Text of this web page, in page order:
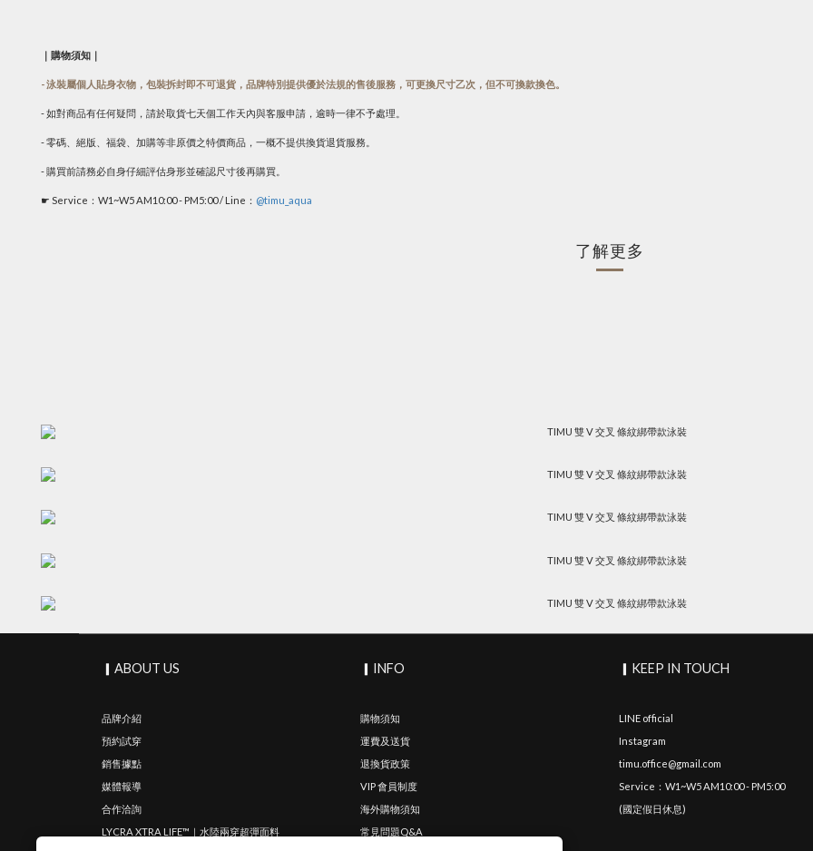
｜購物須知｜
- 泳裝屬個人貼身衣物，包裝拆封即不可退貨，品牌特別提供優於法規的售後服務，可更換尺寸乙次，但不可換款換色。
- 如對商品有任何疑問，請於取貨七天個工作天內與客服申請，逾時一律不予處理。
- 零碼、絕版、福袋、加購等非原價之特價商品，一概不提供換貨退貨服務。
- 購買前請務必自身仔細評估身形並確認尺寸後再購買。
☛ Service：W1~W5 AM10:00 - PM5:00 / Line： @timu_aqua
了解更多
▎ABOUT US
品牌介紹
預約試穿
銷售據點
媒體報導
合作洽詢
LYCRA XTRA LIFE™｜水陸兩穿超彈面料
▎INFO
購物須知
運費及送貨
退換貨政策
VIP 會員制度
海外購物須知
常見問題Q&A
▎KEEP IN TOUCH
LINE official
Instagram
timu.office@gmail.com
Service：W1~W5 AM10:00 - PM5:00
(國定假日休息)